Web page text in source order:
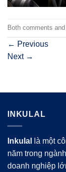
Both comments
← Previous
Next →
INKULAL
Inkulal
là một
năm trong
doanh nghiệp